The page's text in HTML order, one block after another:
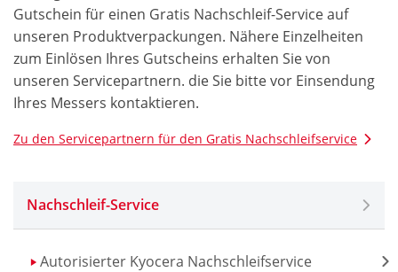
Gutschein für einen Gratis Nachschleif-Service auf
unseren Produktverpackungen. Nähere Einzelheiten
zum Einlösen Ihres Gutscheins erhalten Sie von
unseren Servicepartnern. die Sie bitte vor Einsendung
Ihres Messers kontaktieren.
Zu den Servicepartnern für den Gratis Nachschleifservice
Nachschleif-Service
Autorisierter Kyocera Nachschleifservice